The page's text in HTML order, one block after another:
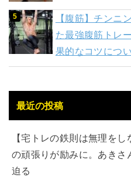
【腹筋】チンニ
た最強腹筋トレ
果的なコツについ
最近の投稿
【宅トレの鉄則は無理を
の頑張りが励みに。あきさ
迫る